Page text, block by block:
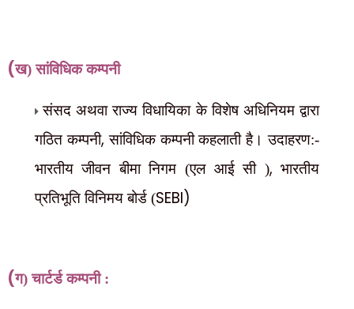
(ख) सांविधिक कम्पनी
संसद अथवा राज्य विधायिका के विशेष अधिनियम द्वारा
गठित कम्पनी,सांविधिक कम्पनी कहलाती है। उदाहरण:-
भारतीय जीवन बीमा निगम (एल आई सी ),भारतीय
प्रतिभूति विनिमय बोर्ड (SEBI)
(ग) चार्टर्ड कम्पनी :